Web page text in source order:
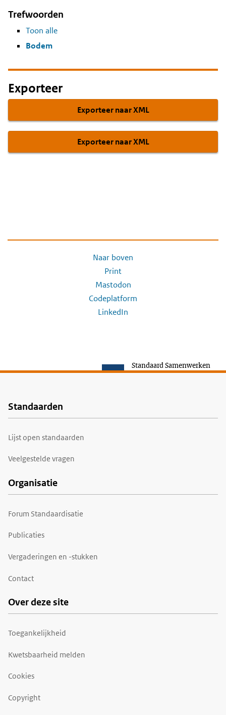
Trefwoorden
Toon alle
Bodem
Exporteer
Exporteer naar XML
Exporteer naar XML
Naar boven
Print
Mastodon
Codeplatform
LinkedIn
Standaard Samenwerken
Voet
Standaarden
Lijst open standaarden
Veelgestelde vragen
Organisatie
Forum Standaardisatie
Publicaties
Vergaderingen en -stukken
Contact
Over deze site
Toegankelijkheid
Kwetsbaarheid melden
Cookies
Copyright